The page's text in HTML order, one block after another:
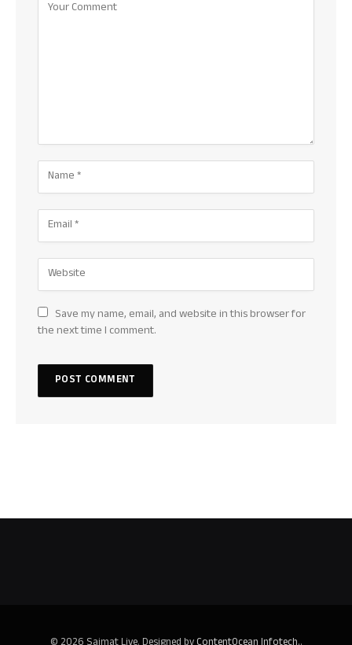
Save my name, email, and website in this browser for
the next time I comment.